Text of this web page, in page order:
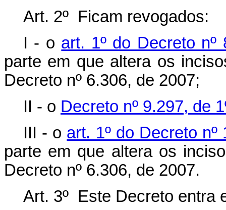
Art. 2º Ficam revogados:
I - o art. 1º do Decreto
parte em que altera os
Decreto nº 6.306, de 2007;
II - o Decreto nº 9.297, de
III - o art. 1º do Decreto
parte em que altera os
Decreto nº 6.306, de 2007.
Art. 3º Este Decreto entra